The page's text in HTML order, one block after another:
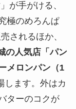
が手がける、
極のめろんぱ
されるほか、
の人気店「パン
メロンパン（1
します。外はカ
ターのコクが